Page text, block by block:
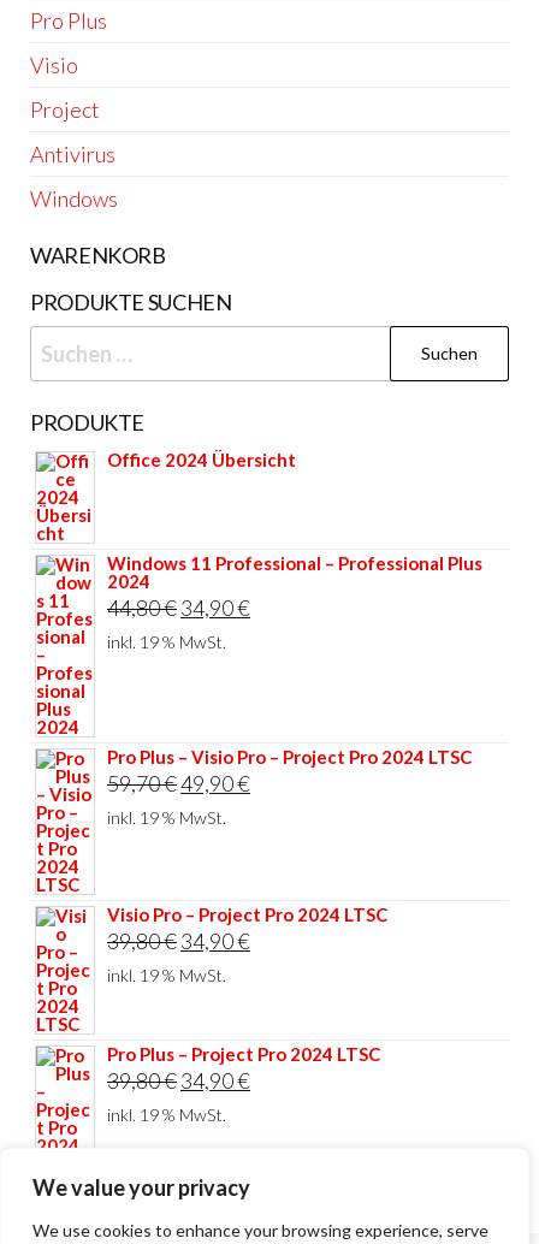
We value your privacy
We use cookies to enhance your browsing experience, serve
Pro Plus
Visio
Project
Antivirus
Windows
WARENKORB
PRODUKTE SUCHEN
Suchen
nach:
PRODUKTE
Office 2024 Übersicht
Windows 11 Professional – Professional Plus
2024
44,80€Ursprünglicher
Preis
34,90€Aktueller
inkl. 19 % MwSt.
Pro Plus – Visio Pro – Project Pro 2024 LTSC
59,70€Ursprünglicher
Preis
49,90€Aktueller
inkl. 19 % MwSt.
Visio Pro – Project Pro 2024 LTSC
39,80€Ursprünglicher
Preis
34,90€Aktueller
inkl. 19 % MwSt.
Pro Plus – Project Pro 2024 LTSC
39,80€Ursprünglicher
Preis
39,80 €
34,90€Aktueller
34,90 €.
inkl. 19 % MwSt.